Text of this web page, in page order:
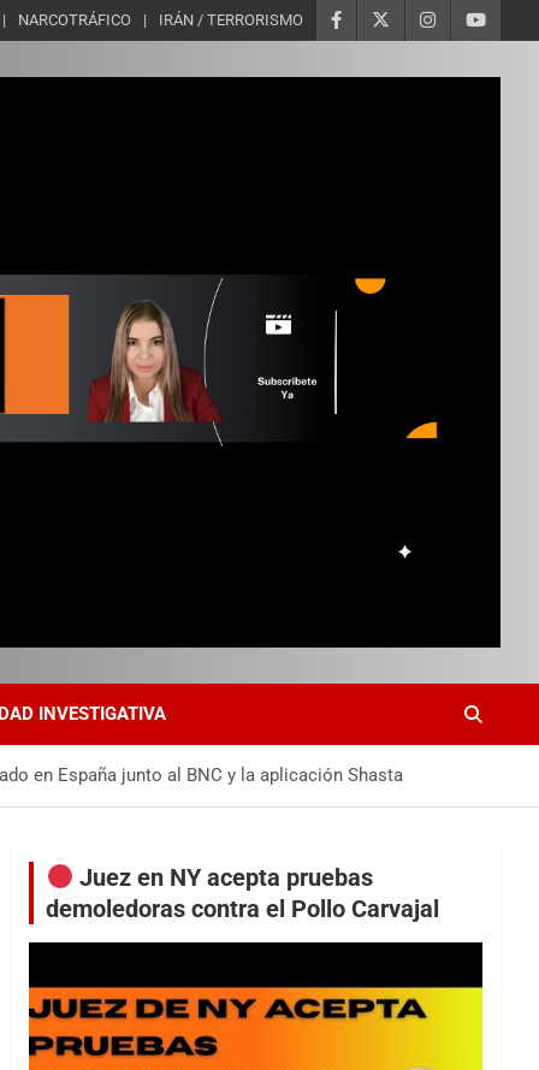
NARCOTRÁFICO IRÁN / TERRORISMO
INVESTIGATIVA
en España junto al BNC y la aplicación Shasta
Juez en NY acepta pruebas
demoledoras contra el Pollo Carvajal